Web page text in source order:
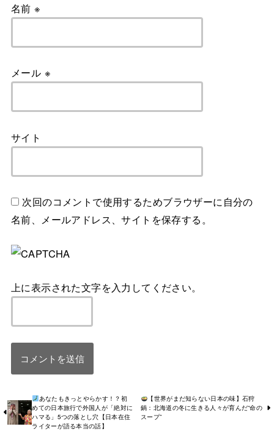
名前※
メール ※
サイト
次回のコメントで使用するためブラウザーに自分の
名前、メールアドレス、サイトを保存する。
上に表示された文字を入力してください。
あなたもきっとやらかす！？初
めての日本旅行で外国人が「絶対に
ハマる」5つの落とし穴【日本在住
ライターが語る本当の話】
【世界がまだ知らない日本の味】石狩
鍋：北海道の冬に生きる人々が育んだ“命の
スープ”